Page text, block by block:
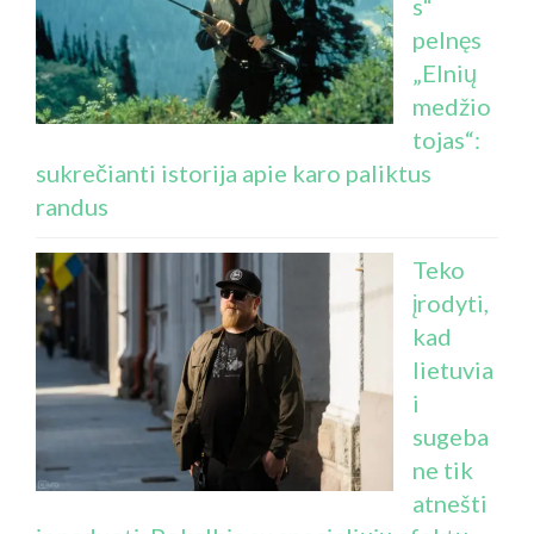
s“
pelnęs
„Elnių
medžio
tojas“:
sukrečianti istorija apie karo paliktus
randus
Teko
įrodyti,
kad
lietuvia
i
sugeba
ne tik
atnešti